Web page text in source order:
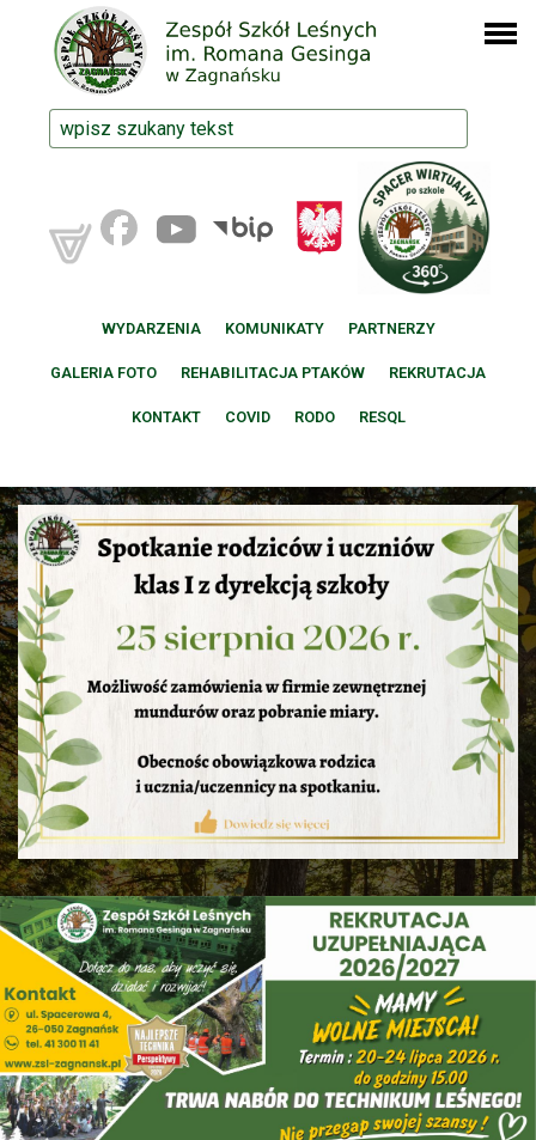
WYDARZENIA KOMUNIKATY PARTNERZY
GALERIA FOTO REHABILITACJA PTAKÓW REKRUTACJA
KONTAKT COVID RODO RESQL